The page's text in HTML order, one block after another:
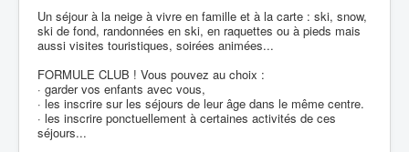
Un séjour à la neige à vivre en famille et à la carte : ski, snow,
ski de fond, randonnées en ski, en raquettes ou à pieds mais
aussi visites touristiques, soirées animées...
FORMULE CLUB ! Vous pouvez au choix :
· garder vos enfants avec vous,
· les inscrire sur les séjours de leur âge dans le même centre.
· les inscrire ponctuellement à certaines activités de ces
séjours...